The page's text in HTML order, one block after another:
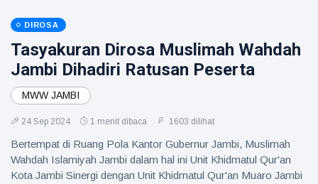
DIROSA
Tasyakuran Dirosa Muslimah Wahdah
Jambi Dihadiri Ratusan Peserta
MWW JAMBI
24 Sep 2024 1 menit dibaca 1603 dilihat
Bertempat di Ruang Pola Kantor Gubernur Jambi, Muslimah
Wahdah Islamiyah Jambi dalam hal ini Unit Khidmatul Qur'an
Kota Jambi Sinergi dengan Unit Khidmatul Qur'an Muaro Jambi